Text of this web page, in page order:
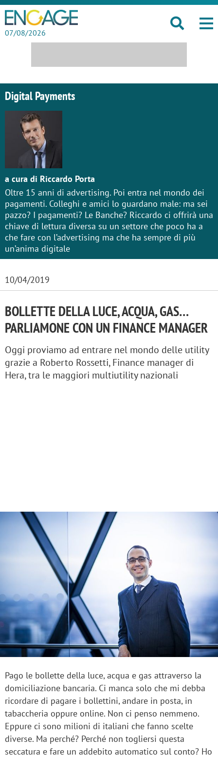
07/08/2026
Digital Payments
a cura di Riccardo Porta
Oltre 15 anni di advertising. Poi entra nel mondo dei
pagamenti. Colleghi e amici lo guardano male: ma sei
pazzo? I pagamenti? Le Banche? Riccardo ci offrirà una
chiave di lettura diversa su un settore che poco ha a
che fare con l’advertising ma che ha sempre di più
un’anima digitale
10/04/2019
BOLLETTE DELLA LUCE, ACQUA, GAS…
PARLIAMONE CON UN FINANCE MANAGER
Oggi proviamo ad entrare nel mondo delle utility
grazie a Roberto Rossetti, Finance manager di
Hera, tra le maggiori multiutility nazionali
Pago le bollette della luce, acqua e gas attraverso la
domiciliazione bancaria. Ci manca solo che mi debba
ricordare di pagare i bollettini, andare in posta, in
tabaccheria oppure online. Non ci penso nemmeno.
Eppure ci sono milioni di italiani che fanno scelte
diverse. Ma perché? Perché non togliersi questa
seccatura e fare un addebito automatico sul conto? Ho